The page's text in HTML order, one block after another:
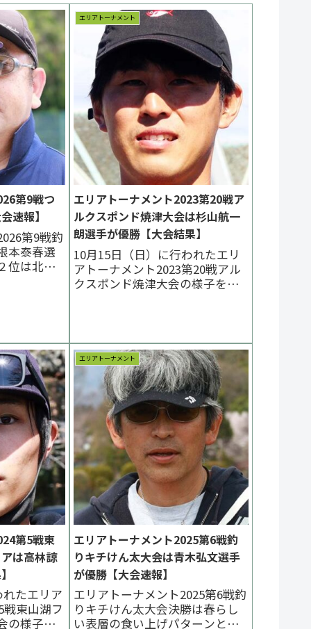
第9戦つ
速報】
第9戦釣
本泰春選
位は北沢
/ IOS
エリアトーナメント
エリアトーナメント2023第20戦ア
ルクスポンド焼津大会は杉山航一
朗選手が優勝【大会結果】
10月15日（日）に行われたエリ
アトーナメント2023第20戦アル
クスポンド焼津大会の様子をま
田悠太郎選手、３位は小堀誠選
手、津田雅利選手、西形圭紀選
手でした。 < 前の大会 2023一覧
次の大...
第5戦東
は高林諒
たエリア
東山湖フ
の様子を
エリアトーナメント
エリアトーナメント2025第6戦釣
りキチけん太大会は青木弘文選手
が優勝【大会速報】
エリアトーナメント2025第6戦釣
りキチけん太大会決勝は春らし
い表層の食い上げパターンとな